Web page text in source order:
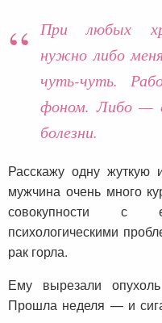
При любых
нужно либо
чуть-чуть.
фоном. Либо —
болезни.
Расскажу одну
мужчина очень много
совокупности с
психологическими
рак горла.
Ему вырезали
Прошла неделя — и